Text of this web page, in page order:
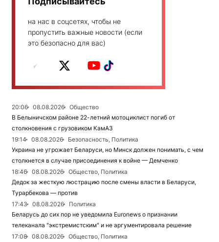
на нас в соцсетях, чтобы не
пропустить важные новости (если
это безопасно для вас)
20:06 08.08.2026
Общество
В Белыничском районе 22-летний мотоциклист погиб от
столкновения с грузовиком КамАЗ
19:14
08.08.2026
Безопасность, Политика
Украина не угрожает Беларуси, но Минск должен понимать, с чем
столкнется в случае присоединения к войне — Демченко
18:46
08.08.2026
Общество, Политика
Дедок за жесткую люстрацию после смены власти в Беларуси,
Турарбекова — против
17:43
08.08.2026
Политика
Беларусь до сих пор не уведомила Euronews о признании
телеканала "экстремистским" и не аргументировала решение
17:08
08.08.2026
Общество, Политика